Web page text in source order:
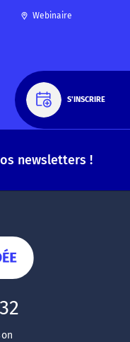
Webinaire
S'INSCRIRE
newsletters !